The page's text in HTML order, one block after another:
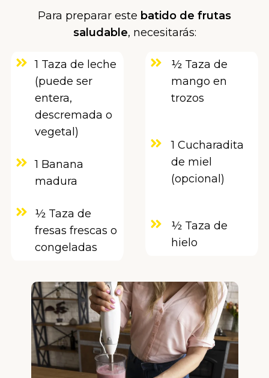
Para preparar este batido de frutas
saludable, necesitarás:
1 Taza de leche
(puede ser
entera,
descremada o
vegetal)
1 Banana
madura
½ Taza de
fresas frescas o
congeladas
½ Taza de
mango en
trozos
1 Cucharadita
de miel
(opcional)
½ Taza de
hielo